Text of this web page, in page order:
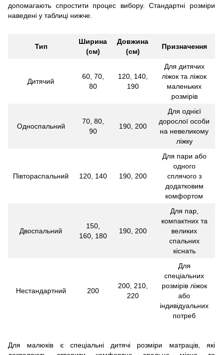
допомагають спростити процес вибору. Стандартні розміри
наведені у таблиці нижче.
Тип
Ширина
(см)
Довжина
(см)
Призначення
Дитячий
60, 70,
80
120, 140,
190
Для дитячих
ліжок та ліжок
маленьких
розмірів
Односпальний
70, 80,
90
190, 200
Для однієї
дорослої особи
на невеликому
ліжку
Півтораспальний 120, 140 190, 200
Для пари або
одного
сплячого з
додатковим
комфортом
Двоспальний
150,
160, 180
190, 200
Для пар,
компактних та
великих
спальних
кіснать
Нестандартний 200
200, 210,
220
Для
спеціальних
розмірів ліжок
або
індивідуальних
потреб
Для малюків є спеціальні дитячі розміри матраців, які